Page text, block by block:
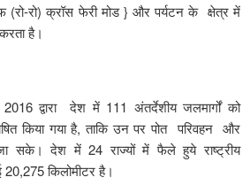
रो) क्रॉस फेरी मोड } और पर्यटन के क्षेत्र में
है।
2016 द्वारा देश में 111 अंतर्देशीय जलमार्गों को
किया गया है, ताकि उन पर पोत परिवहन और
सके। देश में 24 राज्यों में फैले हुये राष्ट्रीय
20,275 किलोमीटर है।